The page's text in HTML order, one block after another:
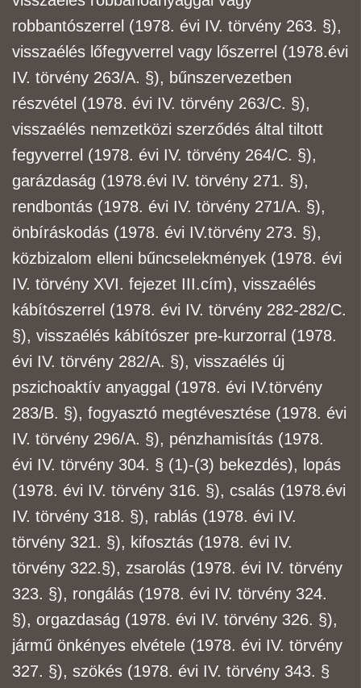
robbantószerrel (1978. évi IV. törvény 263. §),
visszaélés lőfegyverrel vagy lőszerrel (1978.évi
IV. törvény 263/A. §), bűnszervezetben
részvétel (1978. évi IV. törvény 263/C. §),
visszaélés nemzetközi szerződés által tiltott
fegyverrel (1978. évi IV. törvény 264/C. §),
garázdaság (1978.évi IV. törvény 271. §),
rendbontás (1978. évi IV. törvény 271/A. §),
önbíráskodás (1978. évi IV.törvény 273. §),
közbizalom elleni bűncselekmények (1978. évi
IV. törvény XVI. fejezet III.cím), visszaélés
kábítószerrel (1978. évi IV. törvény 282-282/C.
§), visszaélés kábítószer pre-kurzorral (1978.
évi IV. törvény 282/A. §), visszaélés új
pszichoaktív anyaggal (1978. évi IV.törvény
283/B. §), fogyasztó megtévesztése (1978. évi
IV. törvény 296/A. §), pénzhamisítás (1978.
évi IV. törvény 304. § (1)-(3) bekezdés), lopás
(1978. évi IV. törvény 316. §), csalás (1978.évi
IV. törvény 318. §), rablás (1978. évi IV.
törvény 321. §), kifosztás (1978. évi IV.
törvény 322.§), zsarolás (1978. évi IV. törvény
323. §), rongálás (1978. évi IV. törvény 324.
§), orgazdaság (1978. évi IV. törvény 326. §),
jármű önkényes elvétele (1978. évi IV. törvény
327. §), szökés (1978. évi IV. törvény 343. §